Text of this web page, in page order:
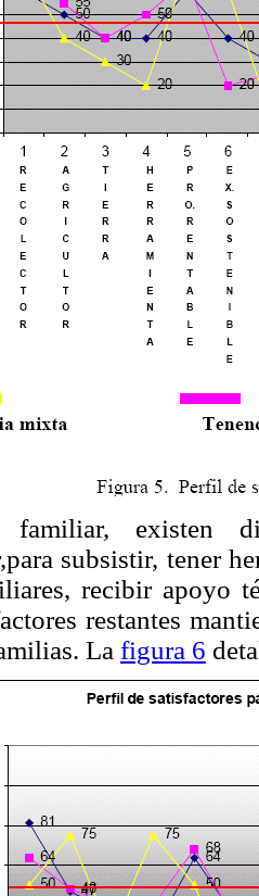
existen
subsistir, tener
recibir apoyo
restantes
La figura 6